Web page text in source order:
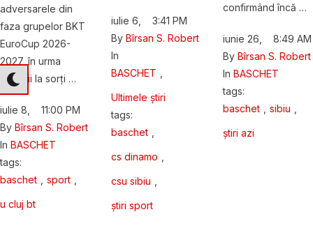
adversarele din
faza grupelor BKT
EuroCup 2026-
2027, în urma
tragerii la sorți …
iulie 8
11:00 PM
By Bîrsan S. Robert
In BASCHET
tags:
baschet
sport
u cluj bt
iulie 6
3:41 PM
By Bîrsan S. Robert
In
BASCHET
Ultimele știri
tags:
baschet
cs dinamo
csu sibiu
știri sport
confirmând încă …
iunie 26
8:49 AM
By Bîrsan S. Robert
In BASCHET
tags:
baschet
sibiu
știri azi